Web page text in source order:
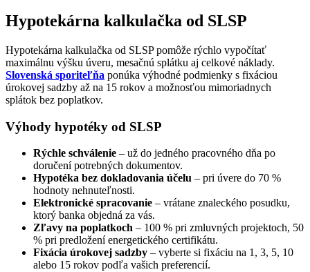
Hypotekárna kalkulačka od SLSP
Hypotekárna kalkulačka od SLSP pomôže rýchlo vypočítať
maximálnu výšku úveru, mesačnú splátku aj celkové náklady.
Slovenská sporiteľňa ponúka výhodné podmienky s fixáciou
úrokovej sadzby až na 15 rokov a možnosťou mimoriadnych
splátok bez poplatkov.
Výhody hypotéky od SLSP
Rýchle schválenie – už do jedného pracovného dňa po
doručení potrebných dokumentov.
Hypotéka bez dokladovania účelu – pri úvere do 70 %
hodnoty nehnuteľnosti.
Elektronické spracovanie – vrátane znaleckého posudku,
ktorý banka objedná za vás.
Zľavy na poplatkoch – 100 % pri zmluvných projektoch, 50
% pri predložení energetického certifikátu.
Fixácia úrokovej sadzby – vyberte si fixáciu na 1, 3, 5, 10
alebo 15 rokov podľa vašich preferencií.